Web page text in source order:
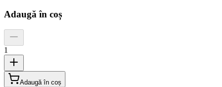
Adaugă în coș
1
Adaugă în coș